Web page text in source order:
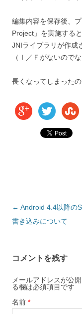
編集内容を保存後、
Project」を実施すると
JNIライブラリが作成
（Ｉ／Ｆがないので
長くなってしまった
投稿ナビゲーション
← Android 4.4以降の
書き込みについて
コメントを残す
メールアドレスが公
る欄は必須項目です
名前 *